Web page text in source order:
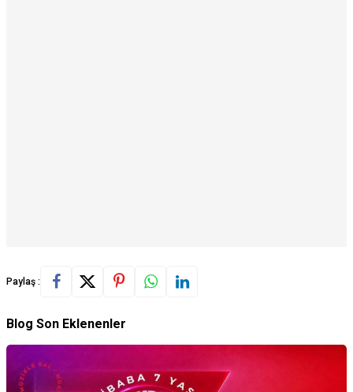
Paylaş :
Blog Son Eklenenler